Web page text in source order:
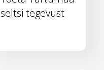
seltsi tegevust